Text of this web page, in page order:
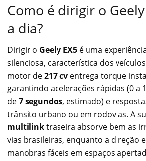
Como é dirigir o
a dia?
Dirigir o Geely EX5 é uma
silenciosa, característica dos
motor de217 cv entrega torque
garantindo acelerações rápidas (0 a
de7 segundos, estimado) e
trânsito urbano ou em rodovias. A
multilinktraseira absorve bem as
vias brasileiras, enquanto a direção
manobras fáceis em espaços